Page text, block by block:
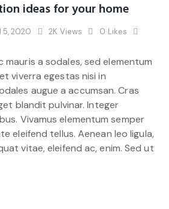
ideas for your home
5, 2020 2K Views 0 Likes
mauris a sodales, sed elementum
viverra egestas nisi in
augue a accumsan. Cras
blandit pulvinar. Integer
Vivamus elementum semper
eleifend tellus. Aenean leo ligula,
vitae, eleifend ac, enim. Sed ut